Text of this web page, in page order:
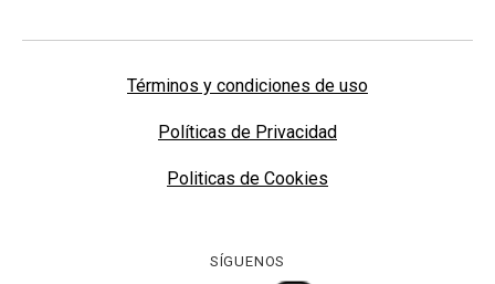
Términos y condiciones de uso
Políticas de Privacidad
Politicas de Cookies
SÍGUENOS